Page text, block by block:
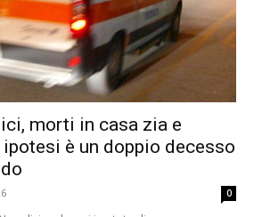
morti in casa zia e
è un doppio decesso
0